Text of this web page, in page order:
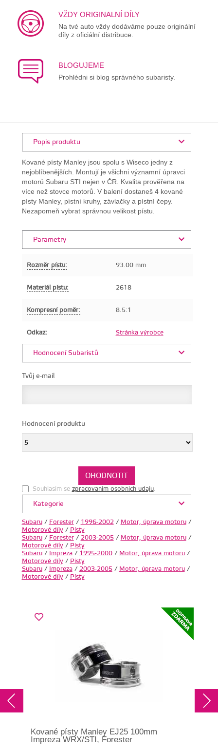
VŽDY ORIGINALNÍ DÍLY
Na tvé auto vždy dodáváme pouze originální
díly z oficiální distribuce.
BLOGUJEME
Prohlédni si blog správného subaristy.
Popis produktu
Kované písty Manley jsou spolu s Wiseco jedny z
nejoblíbenějších. Montují je všichni významní úpravci
motorů Subaru STI nejen v ČR. Kvalita prověřena na
více než stovce motorů. V balení dostaneš 4 kované
písty Manley, pístní kruhy, závlačky a pístní čepy.
Nezapomeň vybrat správnou velikost pístu.
Parametry
Rozměr pístu: 93.00 mm
Materiál pístu: 2618
Kompresní poměr: 8.5:1
Odkaz: Stránka výrobce
Hodnocení Subaristů
Tvůj e-mail
Hodnocení produktu
Souhlasim se zpracovanim osobnich udaju.
Kategorie
Subaru/ Forester/ 1996-2002 / Motor, úprava motoru/
Motorové díly/ Písty
Subaru/ Forester/ 2003-2005/ Motor, úprava motoru/
Motorové díly/ Písty
Subaru/ Impreza/ 1995-2000/ Motor, úprava motoru/
Motorové díly/ Písty
Subaru/ Impreza/ 2003-2005/ Motor, úprava motoru/
Motorové díly/ Písty
Kované písty Manley EJ25 100mm
Impreza WRX/STI, Forester